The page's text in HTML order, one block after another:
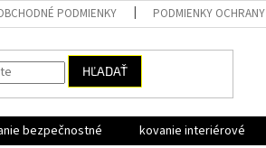
PODMIENKY PODMIENKY OCHRANY
HĽADAŤ
bezpečnostné kovanie interiérové